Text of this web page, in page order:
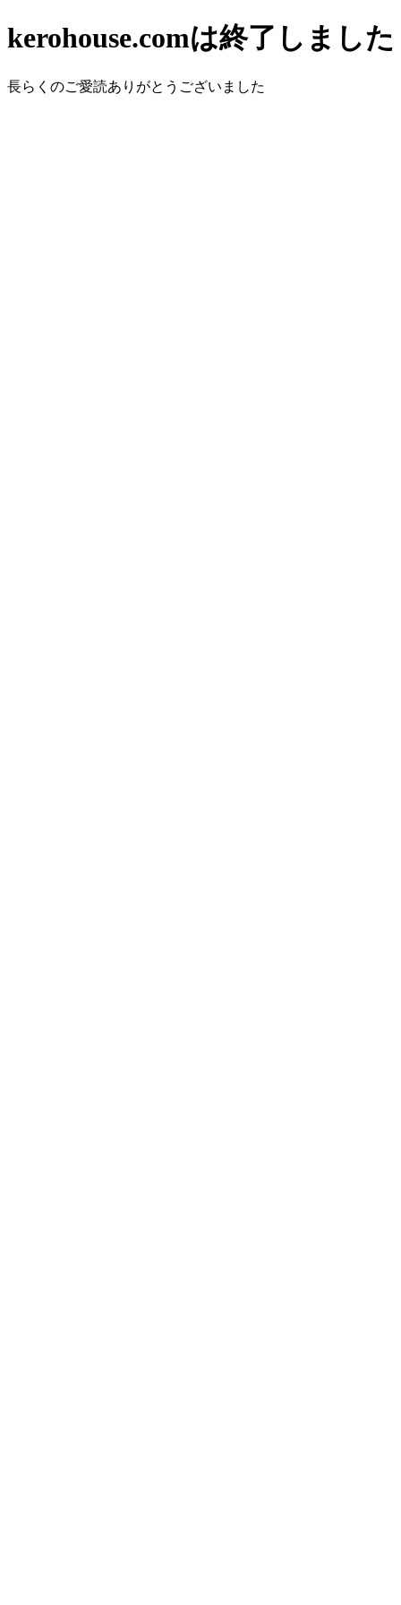
kerohouse.comは終了しました
長らくのご愛読ありがとうございました